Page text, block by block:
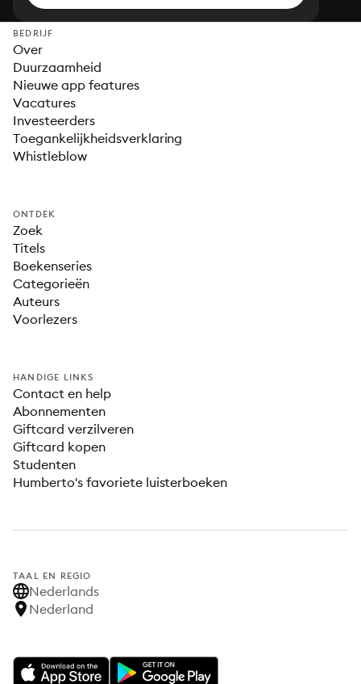
BEDRIJF
Over
Duurzaamheid
Nieuwe app features
Vacatures
Investeerders
Toegankelijkheidsverklaring
Whistleblow
ONTDEK
Zoek
Titels
Boekenseries
Categorieën
Auteurs
Voorlezers
HANDIGE LINKS
Contact en help
Abonnementen
Giftcard verzilveren
Giftcard kopen
Studenten
Humberto's favoriete luisterboeken
TAAL EN REGIO
Nederlands
Nederland